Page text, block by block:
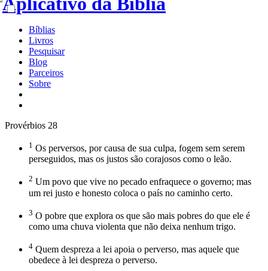
Bíblias
Livros
Pesquisar
Blog
Parceiros
Sobre
Provérbios 28
1 Os perversos, por causa de sua culpa, fogem sem serem
perseguidos, mas os justos são corajosos como o leão.
2 Um povo que vive no pecado enfraquece o governo; mas
um rei justo e honesto coloca o país no caminho certo.
3 O pobre que explora os que são mais pobres do que ele é
como uma chuva violenta que não deixa nenhum trigo.
4 Quem despreza a lei apoia o perverso, mas aquele que
obedece à lei despreza o perverso.